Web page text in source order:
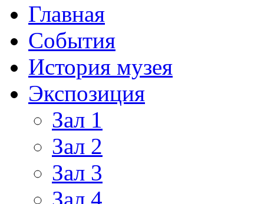
Главная
События
История музея
Экспозиция
Зал 1
Зал 2
Зал 3
Зал 4